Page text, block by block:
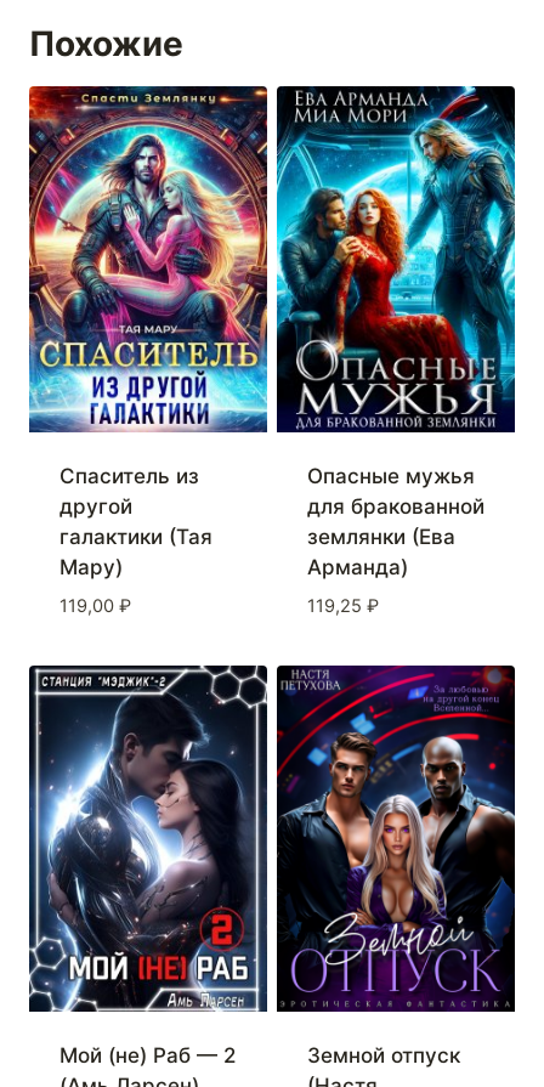
Похожие
Спаситель из
другой
галактики (Тая
Мару)
119,00 ₽
Опасные мужья
для бракованной
землянки (Ева
Арманда)
119,25 ₽
Мой (не) Раб — 2
Земной отпуск